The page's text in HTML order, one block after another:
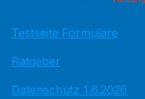
Testseite Formulare
Ratgeber
Datenschutz 1.6.2026